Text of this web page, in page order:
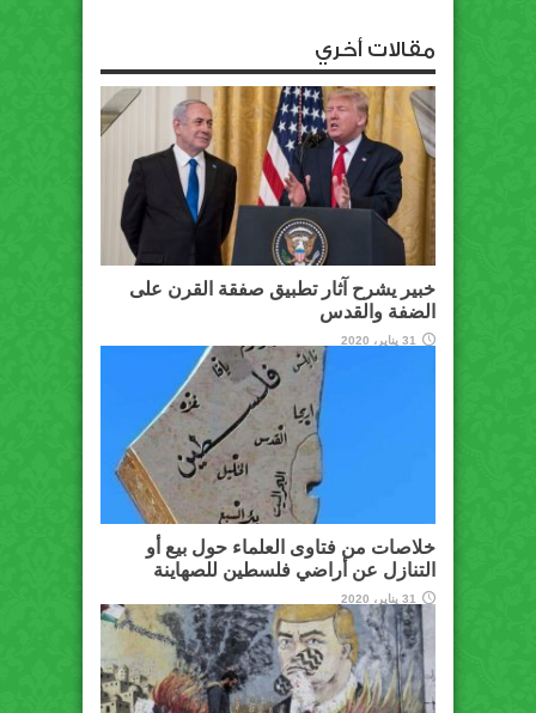
مقالات أخري
خبير يشرح آثار تطبيق صفقة القرن على
الضفة والقدس
31 يناير، 2020
خلاصات من فتاوى العلماء حول بيع أو
التنازل عن أراضي فلسطين للصهاينة
31 يناير، 2020